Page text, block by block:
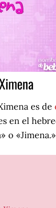
es de
en el
o «Jimena.»